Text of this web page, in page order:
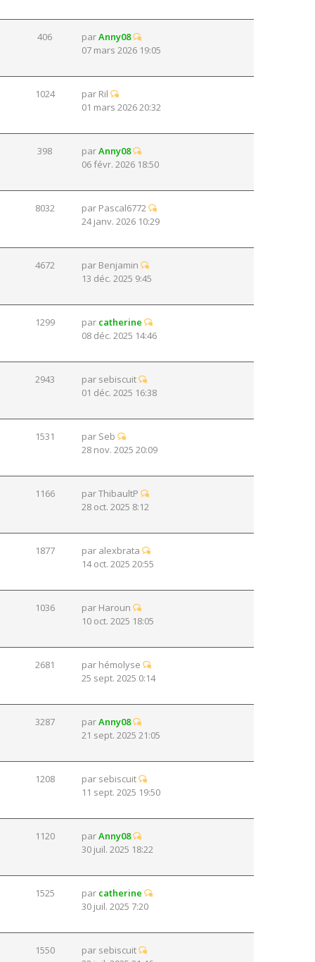
406 parAnny08
07 mars 2026 19:05
1024 par Ril
01 mars 2026 20:32
398 parAnny08
06 févr. 2026 18:50
8032 par Pascal6772
24 janv. 2026 10:29
4672 par Benjamin
13 déc. 2025 9:45
1299 par catherine
08 déc. 2025 14:46
2943 par sebiscuit
01 déc. 2025 16:38
1531 par Seb
28 nov. 2025 20:09
1166 parThibaultP
28 oct. 2025 8:12
1877 par alexbrata
14 oct. 2025 20:55
1036 par Haroun
10 oct. 2025 18:05
2681 par hémolyse
25 sept. 2025 0:14
3287 parAnny08
21 sept. 2025 21:05
1208 par sebiscuit
11 sept. 2025 19:50
1120 parAnny08
30 juil. 2025 18:22
1525 par catherine
30 juil. 2025 7:20
1550 par sebiscuit